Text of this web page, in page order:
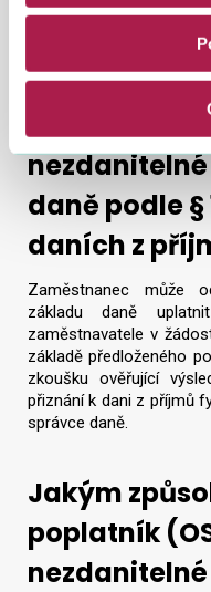
osobou s těžším
Jakým
daně podle §
daních z
Zaměstnanec může
základu daně
zaměstnavatele v
základě předloženého
zkoušku ověřující
přiznání k dani z příjmů
správce daně.
Jakým
poplatník